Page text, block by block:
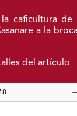
Acerca de
caficultura
a la
del artículo